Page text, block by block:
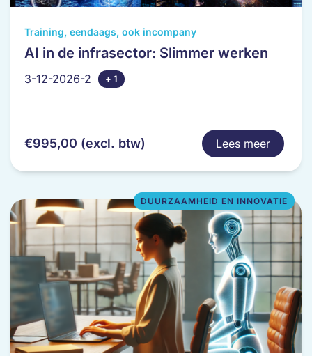
Training, eendaags, ook incompany
AI in de infrasector: Slimmer werken
3-12-2026-2 + 1
€995,00 (excl. btw) Lees meer
Dit
product
meerdere
kan
op
de
productpagina
DUURZAAMHEID EN INNOVATIE